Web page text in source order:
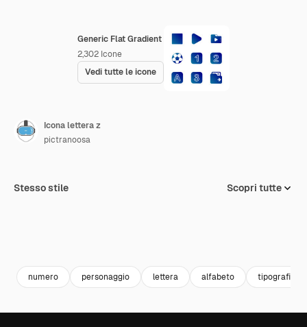
Generic Flat Gradient
2,302 Icone
Vedi tutte le icone
Icona lettera z
pictranoosa
Stesso stile Scopri tutte
numero personaggio lettera alfabeto tipografia